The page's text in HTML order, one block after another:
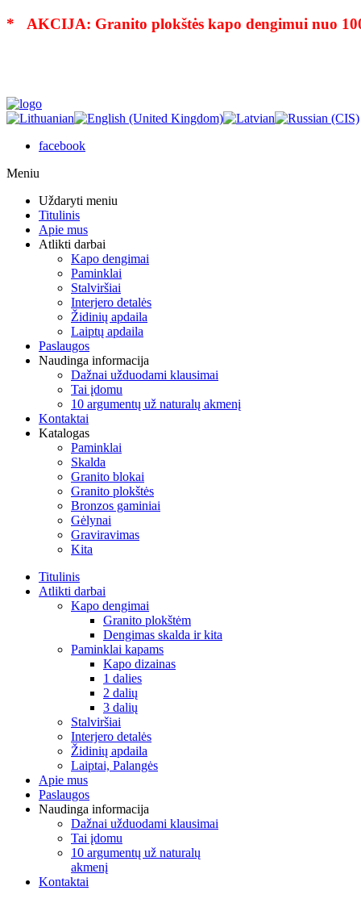
* AKCIJA: Granito plokštės kapo dengimui nuo
facebook
Meniu
Uždaryti meniu
Titulinis
Apie mus
Atlikti darbai
Kapo dengimai
Paminklai
Stalviršiai
Interjero detalės
Židinių apdaila
Laiptų apdaila
Paslaugos
Naudinga informacija
Dažnai užduodami klausimai
Tai įdomu
10 argumentų už naturalų akmenį
Kontaktai
Katalogas
Paminklai
Skalda
Granito blokai
Granito plokštės
Bronzos gaminiai
Gėlynai
Graviravimas
Kita
Titulinis
Atlikti darbai
Kapo dengimai
Granito plokštėm
Dengimas skalda ir kita
Paminklai kapams
Kapo dizainas
1 dalies
2 dalių
3 dalių
Stalviršiai
Interjero detalės
Židinių apdaila
Laiptai, Palangės
Apie mus
Paslaugos
Naudinga informacija
Dažnai užduodami klausimai
Tai įdomu
10 argumentų už naturalų
akmenį
Kontaktai